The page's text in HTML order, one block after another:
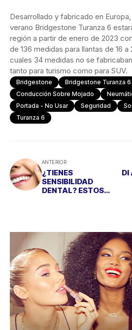
Desarrollado y fabricado en
verano Bridgestone Turanza 6
región a partir de enero de 2023
de 136 medidas para llantas de 16 a
cuales 34 medidas no se
tanto para turismo como para SUV.
Bridgestone Bridgestone Turanza 6
Conducción Sobre Mojado
Portada - No Usar
Seguridad
Turanza 6
ANTERIOR
¿TIENES
SENSIBILIDAD
DENTAL? ESTOS
DI